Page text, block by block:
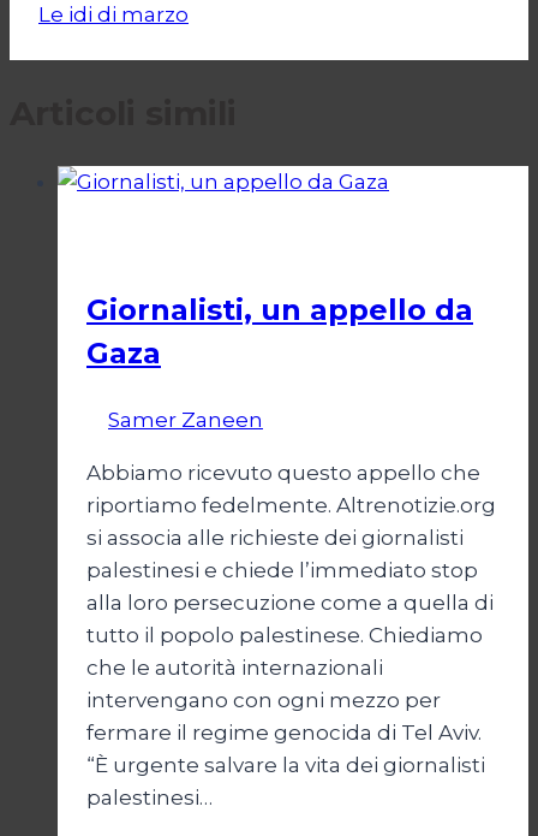
Le idi di marzo
Giornalisti, un appello da
Gaza
Samer Zaneen
Abbiamo ricevuto questo appello che
riportiamo fedelmente. Altrenotizie.org
si associa alle richieste dei giornalisti
palestinesi e chiede l’immediato stop
alla loro persecuzione come a quella di
tutto il popolo palestinese. Chiediamo
che le autorità internazionali
intervengano con ogni mezzo per
fermare il regime genocida di Tel Aviv.
“È urgente salvare la vita dei giornalisti
palestinesi…